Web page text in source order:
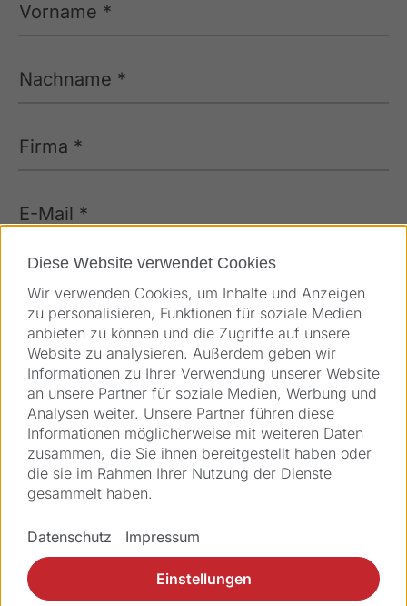
Vorname *
Nachname *
Firma *
E-Mail *
Adresse *
PLZ *
Ort *
Land *
Diese Website verwendet Cookies
Wir verwenden Cookies, um Inhalte und Anzeigen
zu personalisieren, Funktionen für soziale Medien
anbieten zu können und die Zugriffe auf unsere
Website zu analysieren. Außerdem geben wir
Informationen zu Ihrer Verwendung unserer Website
an unsere Partner für soziale Medien, Werbung und
Analysen weiter. Unsere Partner führen diese
Informationen möglicherweise mit weiteren Daten
zusammen, die Sie ihnen bereitgestellt haben oder
die sie im Rahmen Ihrer Nutzung der Dienste
gesammelt haben.
Datenschutz Impressum
Einstellungen